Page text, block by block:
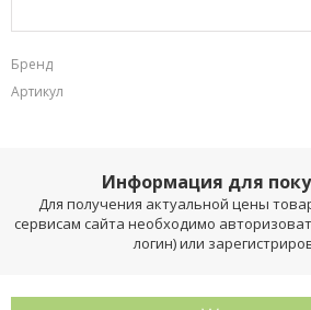
Бренд
Артикул
Информация для
Для получения актуальной цены
сервисам сайта необходимо
логин) или